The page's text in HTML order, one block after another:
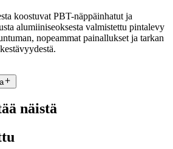
koostuvat PBT-näppäinhatut ja
alumiiniseoksesta valmistettu pintalevy
nopeammat painallukset ja tarkan
näistä